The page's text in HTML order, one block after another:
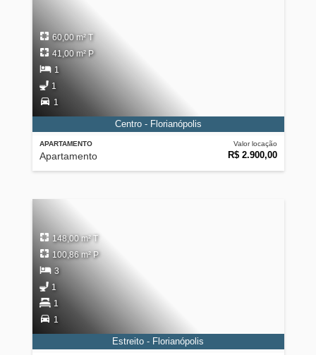
APARTAMENTO
Apartamento
Valor locação
R$ 2.900,00
60,00 m² T
41,00 m² P
1
1
1
Centro - Florianópolis
148,00 m² T
100,86 m² P
3
1
1
1
Estreito - Florianópolis